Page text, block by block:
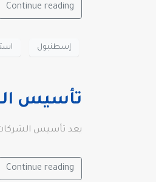
Continue reading
إسطنبول
تأسيس
يعد تأسيس
Continue reading